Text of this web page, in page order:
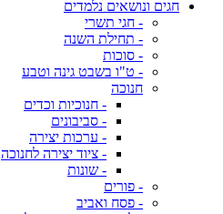
חגים ונושאים נלמדים
- חגי תשרי
- תחילת השנה
- סוכות
- ט"ו בשבט גינה וטבע
חנוכה
- חנוכיות וכדים
- סביבונים
- ערכות יצירה
- ציוד יצירה לחנוכה
- שונות
- פורים
- פסח ואביב